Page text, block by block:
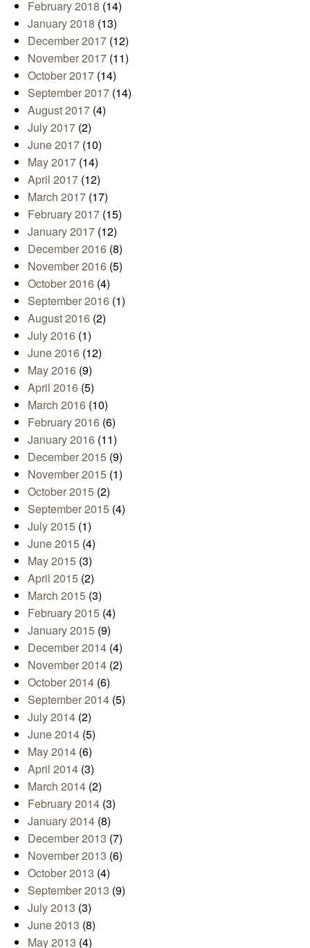
February 2018 (14)
January 2018 (13)
December 2017 (12)
November 2017 (11)
October 2017 (14)
September 2017 (14)
August 2017 (4)
July 2017 (2)
June 2017 (10)
May 2017 (14)
April 2017 (12)
March 2017 (17)
February 2017 (15)
January 2017 (12)
December 2016 (8)
November 2016 (5)
October 2016 (4)
September 2016 (1)
August 2016 (2)
July 2016 (1)
June 2016 (12)
May 2016 (9)
April 2016 (5)
March 2016 (10)
February 2016 (6)
January 2016 (11)
December 2015 (9)
November 2015 (1)
October 2015 (2)
September 2015 (4)
July 2015 (1)
June 2015 (4)
May 2015 (3)
April 2015 (2)
March 2015 (3)
February 2015 (4)
January 2015 (9)
December 2014 (4)
November 2014 (2)
October 2014 (6)
September 2014 (5)
July 2014 (2)
June 2014 (5)
May 2014 (6)
April 2014 (3)
March 2014 (2)
February 2014 (3)
January 2014 (8)
December 2013 (7)
November 2013 (6)
October 2013 (4)
September 2013 (9)
July 2013 (3)
June 2013 (8)
May 2013 (4)